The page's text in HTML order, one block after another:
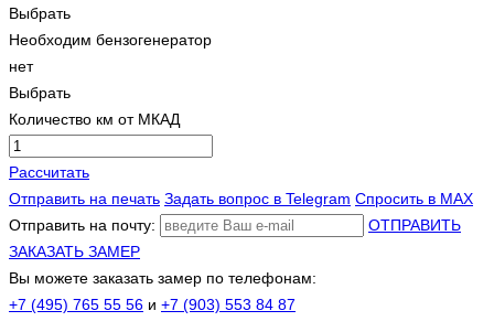
Выбрать
Необходим бензогенератор
нет
Выбрать
Количество км от МКАД
Рассчитать
Отправить на печать Задать вопрос в Telegram Спросить в MAX
Отправить на почту:
ОТПРАВИТЬ
ЗАКАЗАТЬ ЗАМЕР
Вы можете заказать замер по телефонам:
+7 (495) 765 55 56 и +7 (903) 553 84 87